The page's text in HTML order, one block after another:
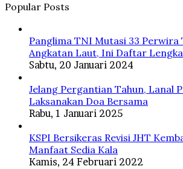
Popular Posts
Panglima TNI Mutasi 33 Perwira
Angkatan Laut, Ini Daftar
Sabtu, 20 Januari 2024
Jelang Pergantian Tahun, Lanal
Laksanakan Doa Bersama
Rabu, 1 Januari 2025
KSPI Bersikeras Revisi JHT
Manfaat Sedia Kala
Kamis, 24 Februari 2022